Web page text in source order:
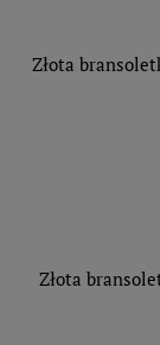
Złota
Złota